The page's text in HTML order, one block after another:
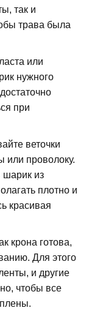
так и
трава была
или
нужного
при
веточки
или проволоку.
шарик из
плотно и
красивая
крона готова,
Для этого
и другие
чтобы все